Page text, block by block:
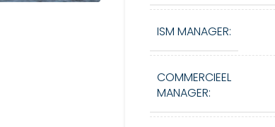
ISM MANAGER:
COMMERCIEEL
MANAGER: